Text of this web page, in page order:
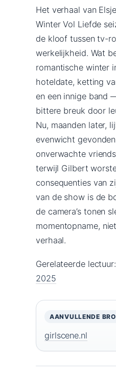
Het verhaal van
Winter Vol Liefde
de kloof tussen tv-
werkelijkheid. Wat
romantische winter
hoteldate, ketting
en een innige band
bittere breuk door
Nu, maanden later,
evenwicht
onverwachte
terwijl Gilbert
consequenties van
van de show is de
de camera’s tonen
momentopname,
verhaal.
Gerelateerde lectuur:
2025
AANVULLENDE
girlscene.nl